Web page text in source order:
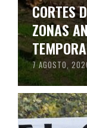
CORTES
ZONAS
7 AGOSTO,